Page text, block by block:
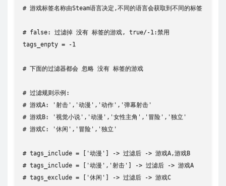
# 游戏标签名称由Steam语言决定,不同的语言会获取到不同的标签
# false: 过滤掉 没有 标签的游戏, true/-1:禁用
tags_enpty = -1
# 下面的过滤器都会 忽略 没有 标签的游戏
# 过滤规则示例:
# 游戏A: '射击','动漫','动作','弹幕射击'
# 游戏B: '视觉小说','动漫','女性主角','冒险','独立'
# 游戏C: '休闲','冒险','独立'
# tags_include = ['动漫'] -> 过滤后 -> 游戏A,游戏B
# tags_include = ['动漫','射击'] -> 过滤后 -> 游戏A
# tags_exclude = ['休闲'] -> 过滤后 -> 游戏C